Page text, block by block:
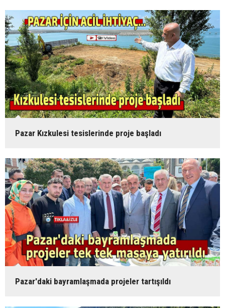
Pazar Kızkulesi tesislerinde proje başladı
Pazar'daki bayramlaşmada projeler tartışıldı